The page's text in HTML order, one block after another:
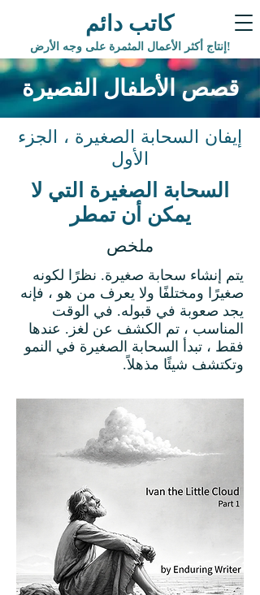
إنتاج أكثر الأعمال المثمرة على وجه الأرض!
كاتب دائم
قصص الأطفال القصيرة
إيفان السحابة الصغيرة ، الجزء
الأول
السحابة الصغيرة التي لا
يمكن أن تمطر
ملخص
يتم إنشاء سحابة صغيرة. نظرًا لكونه
صغيرًا ومختلفًا ولا يعرف من هو ، فإنه
يجد صعوبة في قبوله. في الوقت
المناسب ، تم الكشف عن لغز. عندها
فقط ، تبدأ السحابة الصغيرة في النمو
وتكتشف شيئًا مذهلاً.